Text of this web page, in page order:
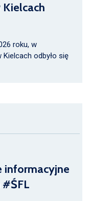
roku, w
odbyło się
informacyjne
#ŚFL